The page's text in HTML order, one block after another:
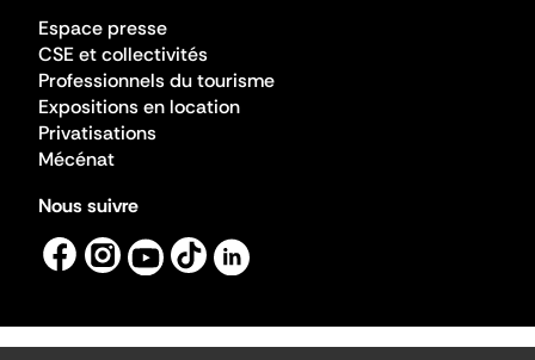
Espace presse
CSE et collectivités
Professionnels du tourisme
Expositions en location
Privatisations
Mécénat
Nous suivre